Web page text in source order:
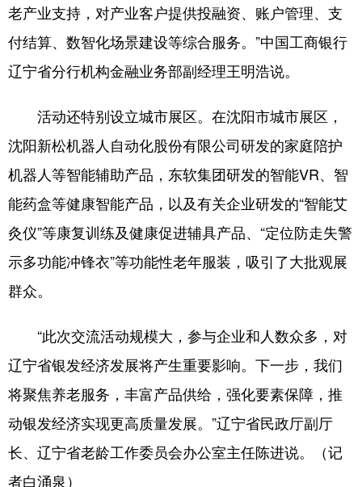
老产业支持，对产业客户提供投融资、账户管理、支
付结算、数智化场景建设等综合服务。”中国工商银行
辽宁省分行机构金融业务部副经理王明浩说。
活动还特别设立城市展区。在沈阳市城市展区，
沈阳新松机器人自动化股份有限公司研发的家庭陪护
机器人等智能辅助产品，东软集团研发的智能VR、智
能药盒等健康智能产品，以及有关企业研发的“智能艾
灸仪”等康复训练及健康促进辅具产品、“定位防走失警
示多功能冲锋衣”等功能性老年服装，吸引了大批观展
群众。
“此次交流活动规模大，参与企业和人数众多，对
辽宁省银发经济发展将产生重要影响。下一步，我们
将聚焦养老服务，丰富产品供给，强化要素保障，推
动银发经济实现更高质量发展。”辽宁省民政厅副厅
长、辽宁省老龄工作委员会办公室主任陈进说。（记
者白涌泉）